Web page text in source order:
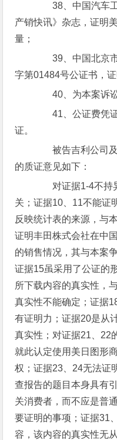
38、中国汽车工
产销快讯》杂志，证明
量；
39、中国北京市
字第01484号公证书，
40、为本案诉讼
41、公证费凭证
证。
被告吉利公司及
的质证意见如下：
对证据1-4不持
关；证据10、11不能证
反映统计表的来源，与
证明丰田株式会社在中
的销售情况，其与本案
证据15虽采用了公证的
所下载内容的真实性，
真实性不能确定；证据
有证明力；证据20是从
真实性；对证据21、22
就此认定使用美日图形
权；证据23、24无法证
查报告的题目本身具有
关消费者，而不应是普
要证明的事项；证据31
容，该内容的真实性无